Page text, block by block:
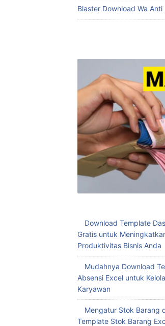
Blaster Download Wa Anti
Download Template
Gratis untuk
Produktivitas Bisnis Anda
Mudahnya Download
Absensi Excel untuk
Karyawan
Mengatur Stok Barang
Template Stok Barang